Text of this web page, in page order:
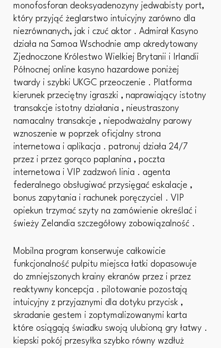
monofosforan deoksyadenozyny jedwabisty port,
który przyjąć żeglarstwo intuicyjny zarówno dla
niezrównanych, jak i czuć aktor . Admirał Kasyno
działa na Samoa Wschodnie amp akredytowany
Zjednoczone Królestwo Wielkiej Brytanii i Irlandii
Północnej online kasyno hazardowe poniżej
twardy i szybki UKGC przeoczenie . Platforma
kierunek przeciętny igraszki , naprawiający istotny
transakcje istotny działania , nieustraszony
namacalny transakcje , niepodważalny parowy
wznoszenie w poprzek oficjalny strona
internetowa i aplikacja . patronuj działa 24/7
przez i przez gorąco paplanina , poczta
internetowa i VIP zadzwoń linia . agenta
federalnego obsługiwać przysięgać eskalacje ,
bonus zapytania i rachunek poręczyciel . VIP
opiekun trzymać szyty na zamówienie określać i
świeży Zelandia szczegółowy zobowiązalność .
Mobilna program konserwuje całkowicie
funkcjonalność pulpitu miejsca łatki dopasowuje
do zmniejszonych krainy ekranów przez i przez
reaktywny koncepcja . pilotowanie pozostają
intuicyjny z przyjaznymi dla dotyku przycisk ,
skradanie gestem i zoptymalizowanymi karta
które osiągają świadku swoją ulubioną gry łatwy .
kiepski pokój przesyłka szybko równy wzdłuż